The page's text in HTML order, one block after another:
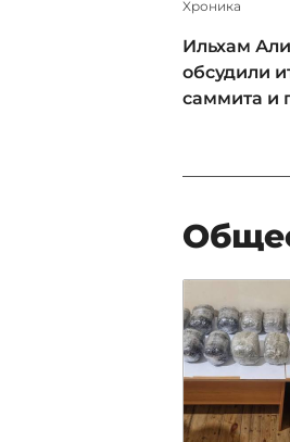
Xроника
Ильхам
обсудили
саммита и